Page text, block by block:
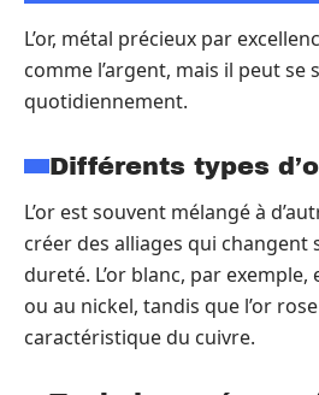
L’or, métal précieux par
comme l’argent, mais il peut
quotidiennement.
Différents types
L’or est souvent mélangé à
créer des alliages qui changent
dureté. L’or blanc, par
ou au nickel, tandis que l’or
caractéristique du cuivre.